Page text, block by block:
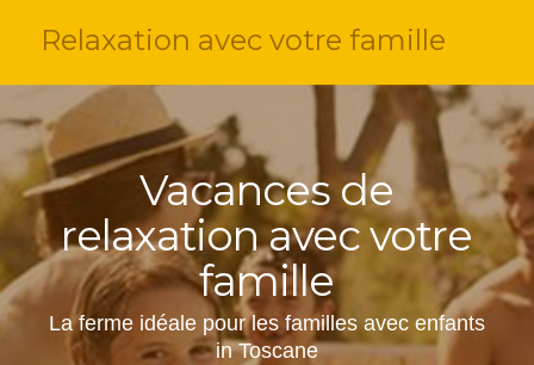
Relaxation avec votre famille
Vacances de
relaxation avec votre
famille
La ferme idéale pour les familles avec enfants
in Toscane